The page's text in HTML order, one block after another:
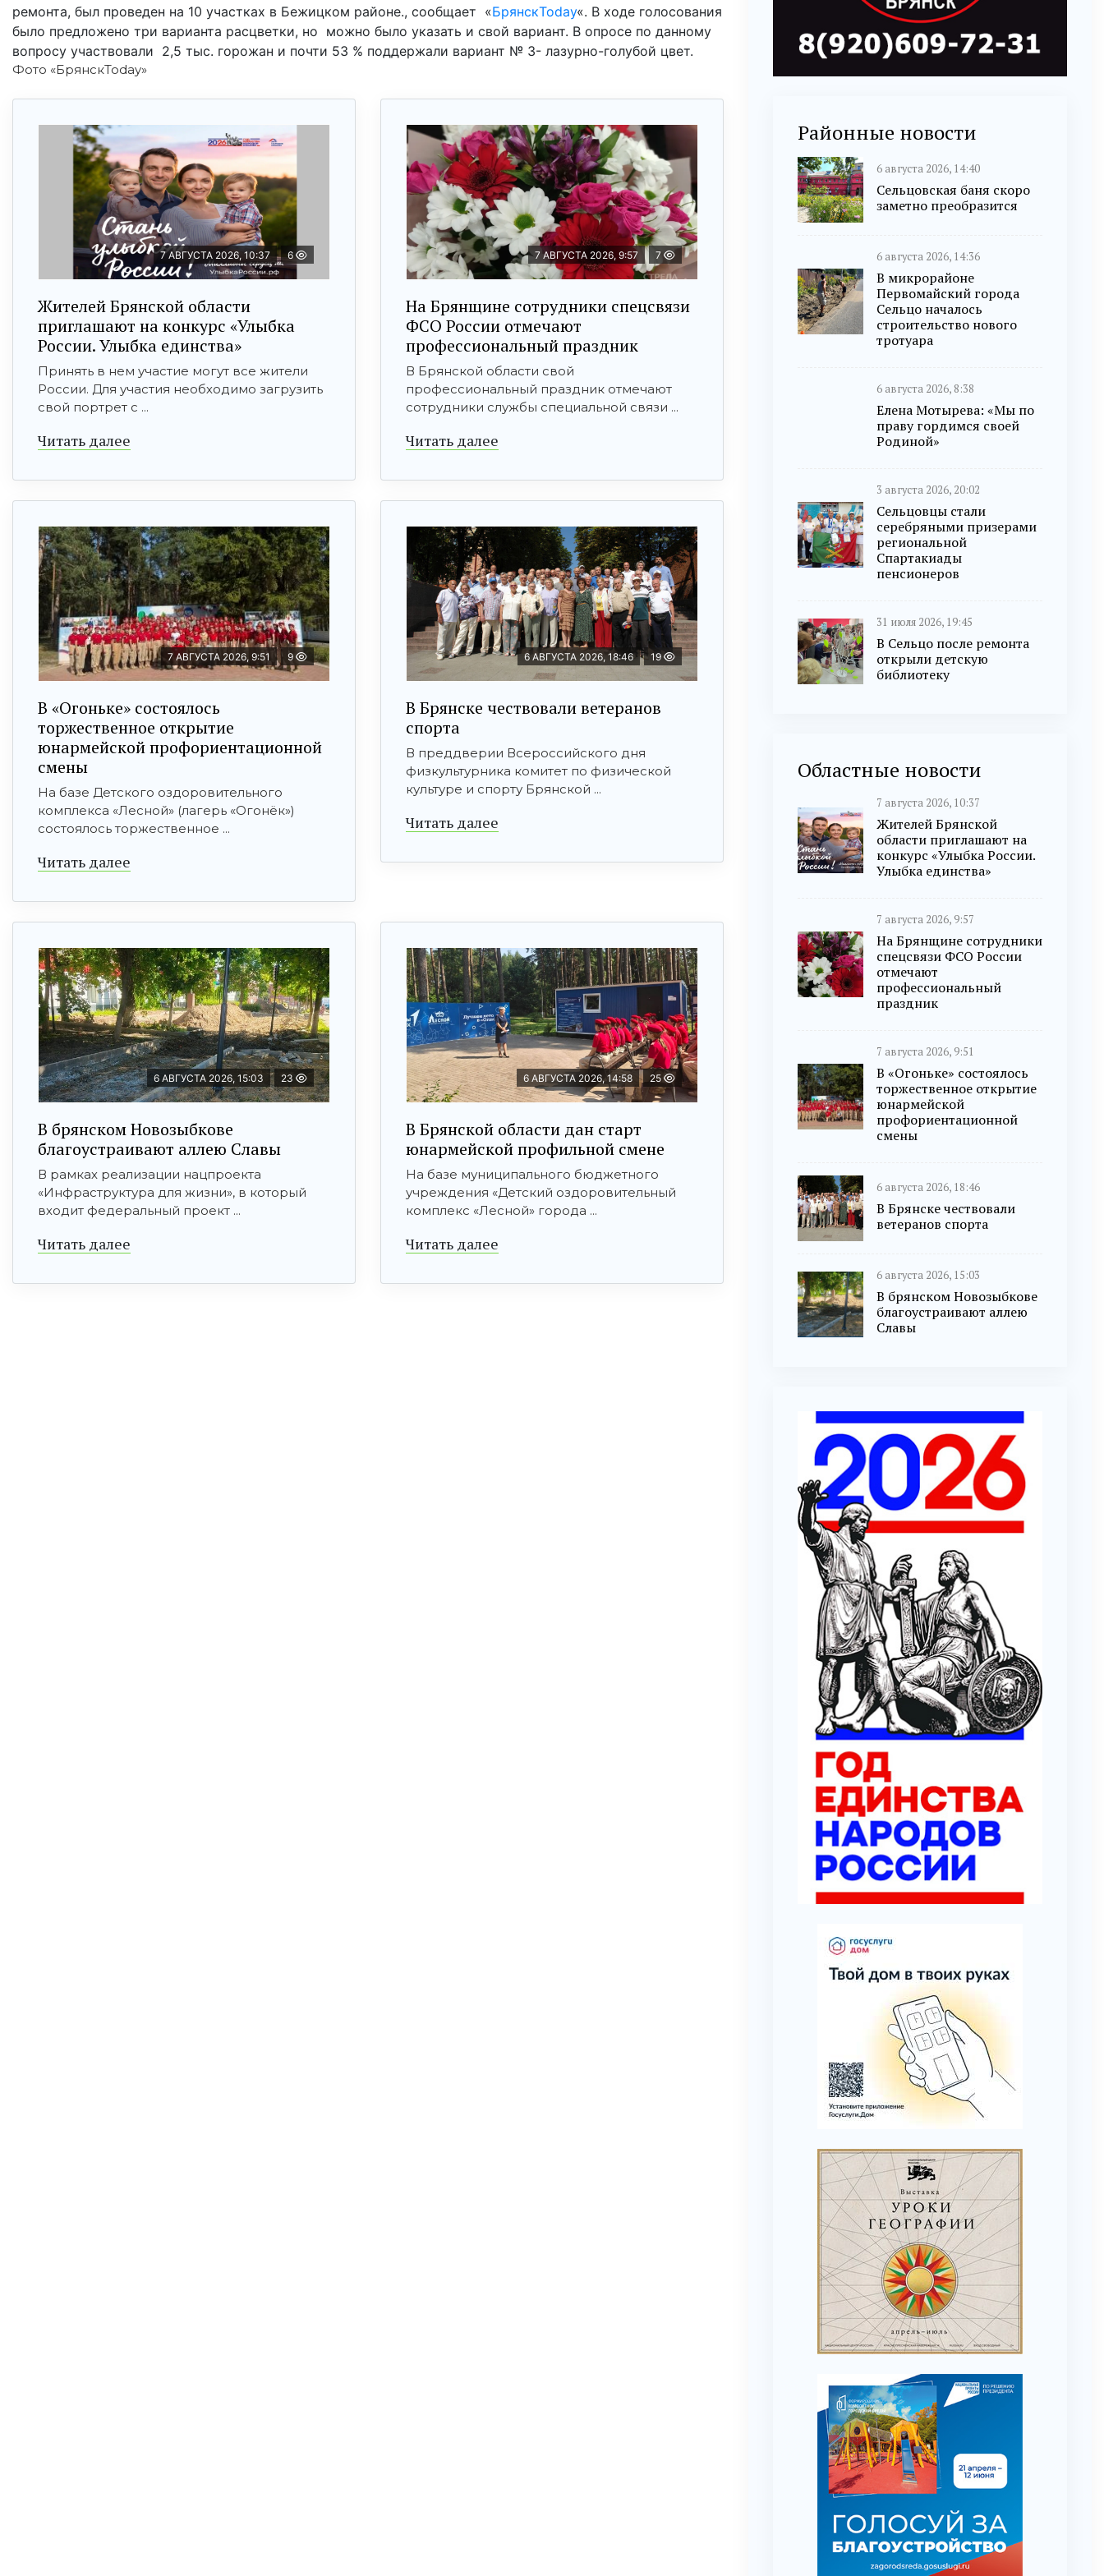
ремонта, был проведен на 10 участках в Бежицком районе., сообщает «БрянскToday«. В ходе голосования
было предложено три варианта расцветки, но можно было указать и свой вариант. В опросе по данному
вопросу участвовали 2,5 тыс. горожан и почти 53 % поддержали вариант № 3- лазурно-голубой цвет.
Фото «БрянскToday»
7 АВГУСТА 2026, 10:37 6
Жителей Брянской области
приглашают на конкурс «Улыбка
России. Улыбка единства»
Принять в нем участие могут все жители
России. Для участия необходимо загрузить
свой портрет с ...
Читать далее
7 АВГУСТА 2026, 9:57 7
На Брянщине сотрудники спецсвязи
ФСО России отмечают
профессиональный праздник
В Брянской области свой
профессиональный праздник отмечают
сотрудники службы специальной связи ...
Читать далее
7 АВГУСТА 2026, 9:51 9
В «Огоньке» состоялось
торжественное открытие
юнармейской профориентационной
смены
На базе Детского оздоровительного
комплекса «Лесной» (лагерь «Огонёк»)
состоялось торжественное ...
Читать далее
6 АВГУСТА 2026, 18:46 19
В Брянске чествовали ветеранов
спорта
В преддверии Всероссийского дня
физкультурника комитет по физической
культуре и спорту Брянской ...
Читать далее
6 АВГУСТА 2026, 15:03 23
В брянском Новозыбкове
благоустраивают аллею Славы
В рамках реализации нацпроекта
«Инфраструктура для жизни», в который
входит федеральный проект ...
Читать далее
6 АВГУСТА 2026, 14:58 25
В Брянской области дан старт
юнармейской профильной смене
На базе муниципального бюджетного
учреждения «Детский оздоровительный
комплекс «Лесной» города ...
Читать далее
Районные новости
6 августа 2026, 14:40
Сельцовская баня скоро
заметно преобразится
6 августа 2026, 14:36
В микрорайоне
Первомайский города
Сельцо началось
строительство нового
тротуара
6 августа 2026, 8:38
Елена Мотырева: «Мы по
праву гордимся своей
Родиной»
3 августа 2026, 20:02
Сельцовцы стали
серебряными призерами
региональной
Спартакиады
пенсионеров
31 июля 2026, 19:45
В Сельцо после ремонта
открыли детскую
библиотеку
Областные новости
7 августа 2026, 10:37
Жителей Брянской
области приглашают на
конкурс «Улыбка России.
Улыбка единства»
7 августа 2026, 9:57
На Брянщине сотрудники
спецсвязи ФСО России
отмечают
профессиональный
праздник
7 августа 2026, 9:51
В «Огоньке» состоялось
торжественное открытие
юнармейской
профориентационной
смены
6 августа 2026, 18:46
В Брянске чествовали
ветеранов спорта
6 августа 2026, 15:03
В брянском Новозыбкове
благоустраивают аллею
Славы